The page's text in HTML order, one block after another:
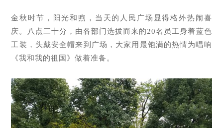
金秋时节，阳光和煦，当天的人民广场显得格外热闹喜
庆。八点三十分，由各部门选拔而来的20名员工身着蓝色
工装，头戴安全帽来到广场，大家用最饱满的热情为唱响
《我和我的祖国》做着准备。